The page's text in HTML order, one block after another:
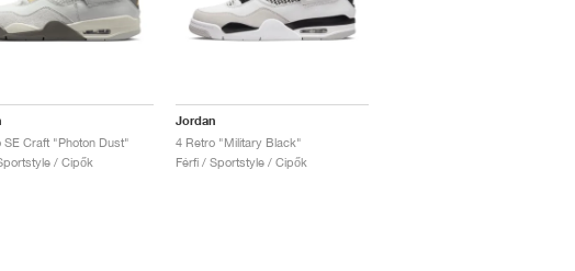
SE Craft "Photon Dust"
/ Cipők
Jordan
4 Retro "Military Black"
Férfi / Sportstyle / Cipők